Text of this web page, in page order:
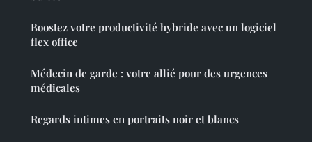
Boostez votre productivité hybride avec un logiciel
flex office
Médecin de garde : votre allié pour des urgences
médicales
Regards intimes en portraits noir et blancs